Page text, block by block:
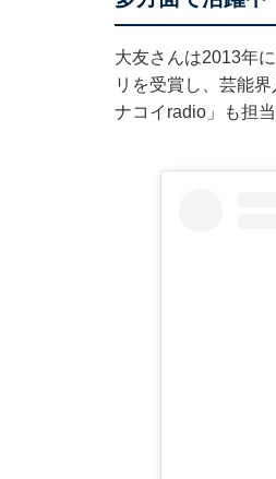
大友さんは2013年
リを受賞し、芸能
ナコイradio」も担